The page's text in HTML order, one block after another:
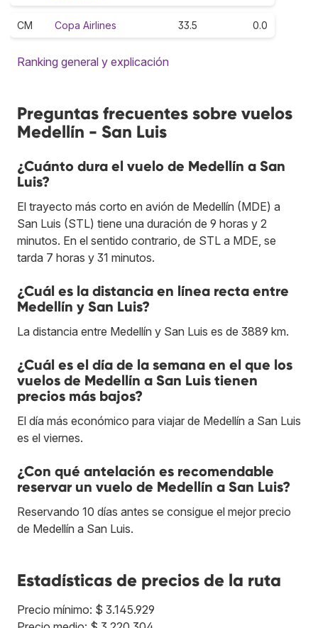
CM Copa Airlines 33.5 0.0
Ranking general y explicación
Preguntas frecuentes sobre vuelos
Medellín - San Luis
¿Cuánto dura el vuelo de Medellín a San
Luis?
El trayecto más corto en avión de Medellín (MDE) a
San Luis (STL) tiene una duración de 9 horas y 2
minutos. En el sentido contrario, de STL a MDE, se
tarda 7 horas y 31 minutos.
¿Cuál es la distancia en línea recta entre
Medellín y San Luis?
La distancia entre Medellín y San Luis es de 3889 km.
¿Cuál es el día de la semana en el que los
vuelos de Medellín a San Luis tienen
precios más bajos?
El día más económico para viajar de Medellín a San Luis
es el viernes.
¿Con qué antelación es recomendable
reservar un vuelo de Medellín a San Luis?
Reservando 10 días antes se consigue el mejor precio
de Medellín a San Luis.
Estadísticas de precios de la ruta
Precio mínimo: $ 3.145.929